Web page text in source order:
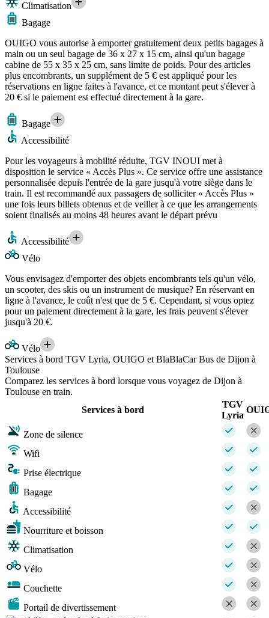
Climatisation
Bagage
OUIGO vous autorise à emporter gratuitement deux petits bagages à
main ou un seul bagage de 36 x 27 x 15 cm, ainsi qu'un bagage
cabine de 55 x 35 x 25 cm, sans limite de poids. Pour des articles
plus encombrants, un supplément de 5 € est appliqué pour les
réservations en ligne faites à l'avance, et ce montant peut s'élever à
20 € si le paiement est effectué directement à la gare.
Bagage
Accessibilité
Pour les voyageurs à mobilité réduite, TGV INOUI met à
disposition le service « Accès Plus ». Ce service offre une assistance
personnalisée depuis l'entrée de la gare jusqu'à votre siège dans le
train. Il est recommandé aux passagers de solliciter « Accès Plus »
une fois leurs billets obtenus et de veiller à ce que les arrangements
soient finalisés au moins 48 heures avant le départ prévu
Accessibilité
Vélo
Vous envisagez d'emporter des objets encombrants tels qu'un vélo,
un scooter, des skis ou un instrument de musique? En réservant en
ligne à l'avance, le coût n'est que de 5 €. Cependant, si vous optez
pour un paiement directement à la gare, les frais peuvent s'élever
jusqu'à 20 €.
Vélo
Services à bord TGV Lyria, OUIGO et BlaBlaCar Bus de Dijon à
Toulouse
Comparez les services à bord lorsque vous voyagez de Dijon à
Toulouse en train.
Services à bord
TGV
Lyria
Zone de silence
Wifi
Prise électrique
Bagage
Accessibilité
Nourriture et boisson
Climatisation
Vélo
Couchette
Portail de divertissement